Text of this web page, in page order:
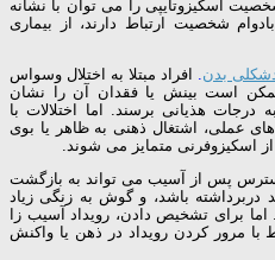
اسکیزوتایپی را می­ توان با نشانه
شخصیت ارتباط دارند، از بیماری
بدن
افراد مبتلا به اختلال وسواس
است بینش یا فقدان آن را نشان
هذیانی برسند. اما اختلالات با
عملی، اشتغال ذهنی به ظاهر یا بوی
اسکیزوفرنی متمایز می ­شوند.
استرس پس از آسیب می ­تواند به بازگشت
دربرداشته­ باشد، و گوش به زنگی زیاد
برای تشخیص دادن، رویداد آسیب ­زا
مرور کردن رویداد در ذهن یا واکنش